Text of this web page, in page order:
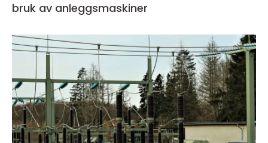
bruk av anleggsmaskiner